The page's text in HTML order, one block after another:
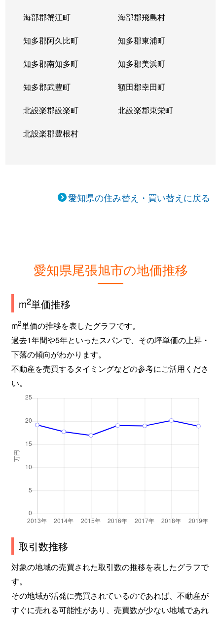
海部郡蟹江町 海部郡飛島村
知多郡阿久比町 知多郡東浦町
知多郡南知多町 知多郡美浜町
知多郡武豊町 額田郡幸田町
北設楽郡設楽町 北設楽郡東栄町
北設楽郡豊根村
愛知県の住み替え・買い替えに戻る
愛知県尾張旭市の地価推移
m2単価推移
m2単価の推移を表したグラフです。
過去1年間や5年といったスパンで、その坪単価の上昇・
下落の傾向がわかります。
不動産を売買するタイミングなどの参考にご活用くださ
い。
取引数推移
対象の地域の売買された取引数の推移を表したグラフで
す。
その地域が活発に売買されているのであれば、不動産が
すぐに売れる可能性があり、売買数が少ない地域であれ